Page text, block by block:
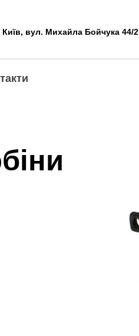
Київ, вул. Михайла Бойчука 44/2